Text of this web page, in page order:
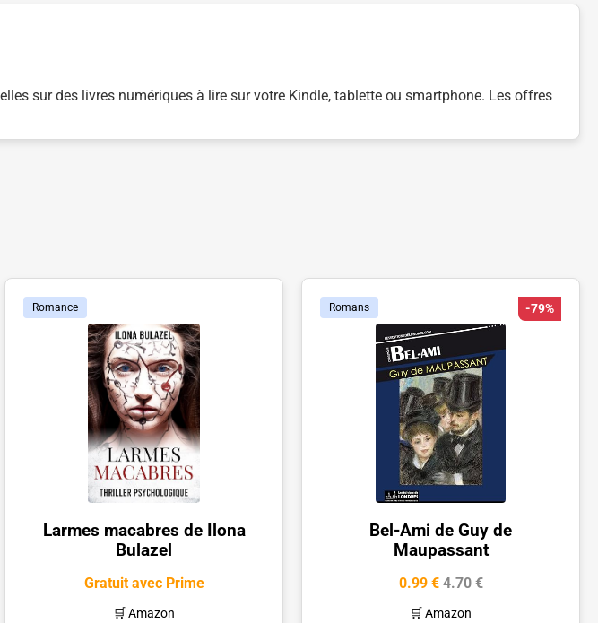
sur des livres numériques à lire sur votre Kindle, tablette ou smartphone. Les offres
Romance
Larmes macabres de Ilona
Bulazel
Gratuit avec Prime
🛒 Amazon
Romans -79%
Bel-Ami de Guy de
Maupassant
0.99 €4.70 €
🛒 Amazon